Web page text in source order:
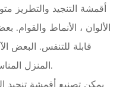
أقمشة التنجيد والتطريز
الألوان ، الأنماط
قابلة للتنفس. البعض
المنزل المناسب لمنح منزلك المظهر الذي تحبه.